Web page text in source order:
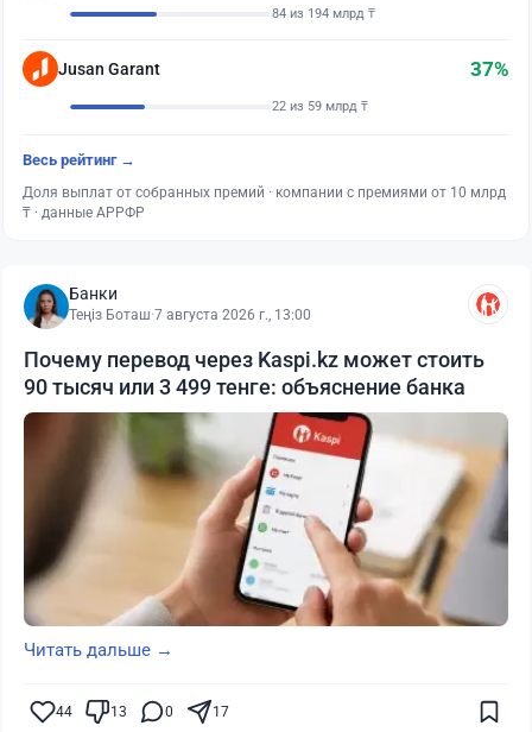
84 из 194 млрд ₸
Jusan Garant 37%
22 из 59 млрд ₸
Весь рейтинг →
Доля выплат от собранных премий · компании с премиями от 10 млрд
₸ · данные АРРФР
Банки
Теңіз Боташ·7 августа 2026 г., 13:00
Почему перевод через Kaspi.kz может стоить
90 тысяч или 3 499 тенге: объяснение банка
Читать дальше →
44 13 0 17